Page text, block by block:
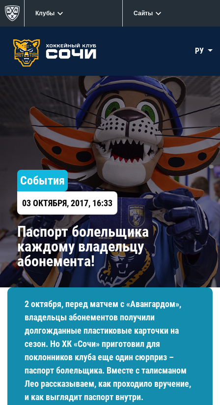
Клубы Сайты
РУ
События
03 ОКТЯБРЯ, 2017, 16:33
Паспорт болельщика
каждому владельцу
абонемента!
​2 октября, перед матчем с «Авангардом»,
владельцы абонементов получили
долгожданные пластиковые карточки на
сезон. Но ХК «Сочи» приготовил для
поклонников клуба еще один сюрприз –
паспорт болельщика. Вместе с талисманом
Лео рассказываем, как проходило вручение,
и как выглядит паспорт внутри.